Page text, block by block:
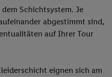
Schichtsystem. Je
abgestimmt sind,
auf Ihrer Tour
eignen sich am